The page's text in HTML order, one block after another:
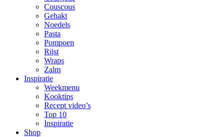
Couscous
Gehakt
Noedels
Pasta
Pompoen
Rijst
Wraps
Zalm
Inspiratie
Weekmenu
Kooktips
Recept video’s
Top 10
Inspiratie
Shop